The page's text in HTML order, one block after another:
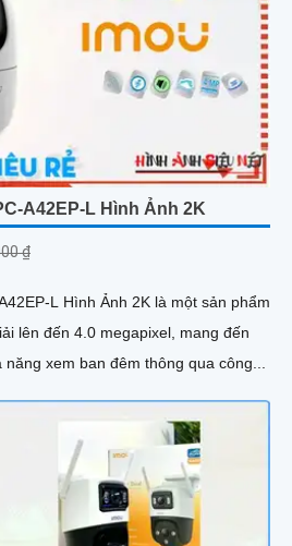
A42EP-L Hình Ảnh 2K
₫
L Hình Ảnh 2K là một sản phẩm
lên đến 4.0 megapixel, mang đến
nét. Với khả năng xem ban đêm thông qua công...